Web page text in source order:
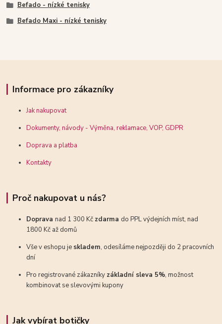
Befado - nízké tenisky
Befado Maxi - nízké tenisky
Informace pro zákazníky
Jak nakupovat
Dokumenty, návody - Výměna, reklamace, VOP, GDPR
Doprava a platba
Kontakty
Proč nakupovat u nás?
Dopravanad 1 300 Kč zdarma do PPL výdejních míst, nad
1800 Kč až domů
Vše v eshopu je skladem, odesíláme nejpozději do 2 pracovních
dní
Pro registrované zákazníky základní sleva 5%, možnost
kombinovat se slevovými kupony
Jak vybírat botičky